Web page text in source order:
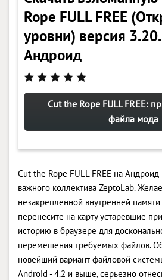
Rope FULL FREE
уровни) версия
Андроид
Cut the Rope FULL FREE:
файла мода
Cut the Rope FULL FREE на Андроид
важного коллектива ZeptoLab.
незакрепленной внутренней
перенесите на карту устаревшие
историю в браузере для
перемещения требуемых файлов.
новейший вариант файловой
Android - 4.2 и выше, серьезно